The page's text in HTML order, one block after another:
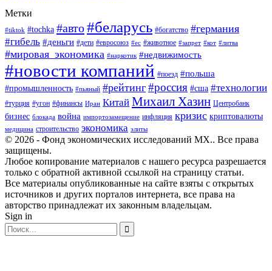
Метки
#tiktok #tochka #авто#беларусь #богатство #германия
#гибель #деньги #дети #евросоюз #ес #животное #запрет #кот #литва
#мировая_экономика #наркотик #недвижимость
#новости компаний #поезд #польша
#промышленность #пьяный #рейтинг #россия #сша #технологии
#турция #угон #финансы Иран Китай Михаил Хазин Центробанк
бизнес блокада война импортозамещение инфляция кризис криптовалюты
медицина строительство экономика элиты
© 2026 - Фонд экономических исследований МХ.. Все права
защищены.
Любое копирование материалов с нашего ресурса разрешается
только с обратной активной ссылкой на страницу статьи.
Все материалы опубликованные на сайте взяты с открытых
источников и других порталов интернета, все права на
авторство принадлежат их законным владельцам.
Sign in